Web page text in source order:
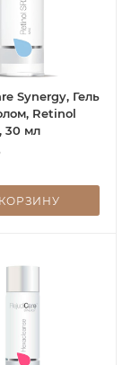
Synergy, Гель
Retinol
30 мл